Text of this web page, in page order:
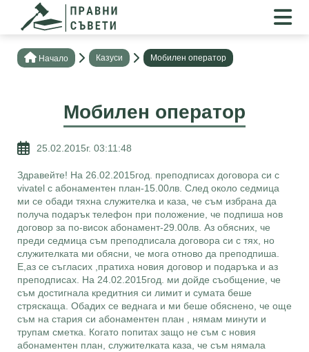
Нaчало Казуси Мобилен оператор
Мобилен оператор
25.02.2015г. 03:11:48
Здравейте! На 26.02.2015год. преподписах договора си с
vivatel с абонаментен план-15.00лв. След около седмица
ми се обади тяхна служителка и каза, че съм избрана да
получа подарък телефон при положение, че подпиша нов
договор за по-висок абонамент-29.00лв. Аз обясних, че
преди седмица съм преподписала договора си с тях, но
служителката ми обясни, че мога отново да преподпиша.
Е,аз се съгласих ,пратиха новия договор и подаръка и аз
преподписах. На 24.02.2015год. ми дойде съобщение, че
съм достигнала кредитния си лимит и сумата беше
стряскаща. Обадих се веднага и ми беше обяснено, че още
съм на стария си абонаментен план , нямам минути и
трупам сметка. Когато попитах защо не съм с новия
абонаментен план, служителката каза, че съм нямала